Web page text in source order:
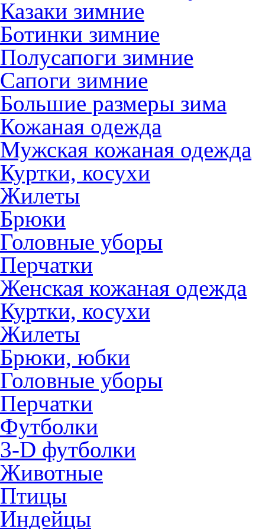
Казаки зимние
Ботинки зимние
Полусапоги зимние
Сапоги зимние
Большие размеры зима
Кожаная одежда
Мужская кожаная одежда
Куртки, косухи
Жилеты
Брюки
Головные уборы
Перчатки
Женская кожаная одежда
Куртки, косухи
Жилеты
Брюки, юбки
Головные уборы
Перчатки
Футболки
3-D футболки
Животные
Птицы
Индейцы